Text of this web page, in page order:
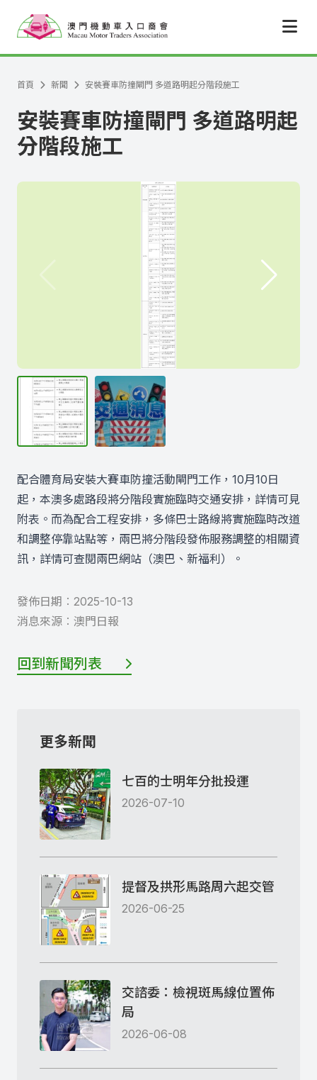
首頁 新聞 安裝賽車防撞閘門 多道路明起分階段施工
安裝賽車防撞閘門 多道路明起
分階段施工
配合體育局安裝大賽車防撞活動閘門工作，10月10日
起，本澳多處路段將分階段實施臨時交通安排，詳情可見
附表。而為配合工程安排，多條巴士路線將實施臨時改道
和調整停靠站點等，兩巴將分階段發佈服務調整的相關資
訊，詳情可查閱兩巴網站（澳巴 、 新福利 ）。
發佈日期︰ 2025-10-13
消息來源︰ 澳門日報
回到新聞列表
更多新聞
七百的士明年分批投運
2026-07-10
提督及拱形馬路周六起交管
2026-06-25
交諮委：檢視斑馬線位置佈
局
2026-06-08